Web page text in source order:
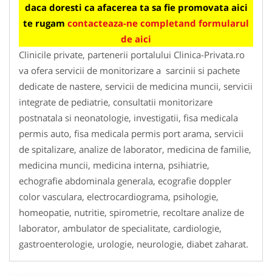
daca doresti ca afacerea ta sa fie promovata aici
te rugam contacteaza-ne completand formularul
de aici
Clinicile private, partenerii portalului Clinica-Privata.ro
va ofera servicii de monitorizare a sarcinii si pachete
dedicate de nastere, servicii de medicina muncii, servicii
integrate de pediatrie, consultatii monitorizare
postnatala si neonatologie, investigatii, fisa medicala
permis auto, fisa medicala permis port arama, servicii
de spitalizare, analize de laborator, medicina de familie,
medicina muncii, medicina interna, psihiatrie,
echografie abdominala generala, ecografie doppler
color vasculara, electrocardiograma, psihologie,
homeopatie, nutritie, spirometrie, recoltare analize de
laborator, ambulator de specialitate, cardiologie,
gastroenterologie, urologie, neurologie, diabet zaharat.